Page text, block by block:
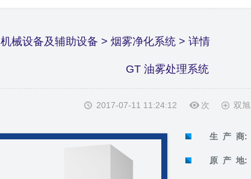
机械设备及辅助设备 > 烟雾净化系统> 详情
GT 油雾处理系统
2017-07-11 11:24:12 次 双旭
生 产 商:
原 产 地: